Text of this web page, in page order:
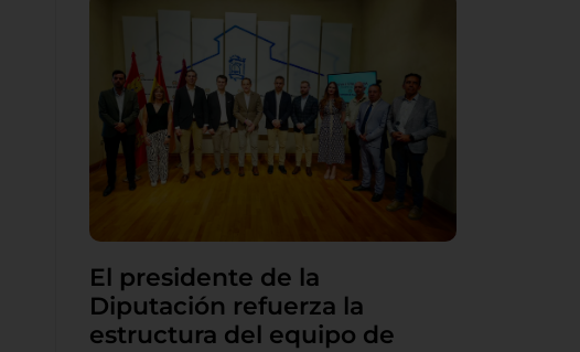
El presidente de la
Diputación refuerza la
estructura del equipo de